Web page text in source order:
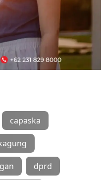
capaska
dprd